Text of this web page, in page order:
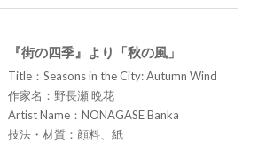
『街の四季』より「秋の風」
Title：Seasons in the City: Autumn Wind
作家名：野長瀬 晩花
Artist Name：NONAGASE Banka
技法・材質：顔料、紙